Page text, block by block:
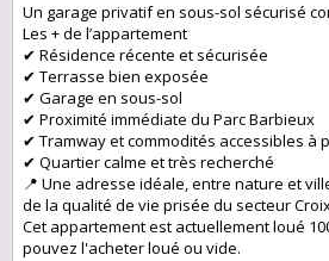
Un garage privatif en sous-sol sécurisé
Les + de l’appartement
✔ Résidence récente et sécurisée
✔ Terrasse bien exposée
✔ Garage en sous-sol
✔ Proximité immédiate du Parc Barbieux
✔ Tramway et commodités accessibles à
✔ Quartier calme et très recherché
📍 Une adresse idéale, entre nature et
de la qualité de vie prisée du secteur
Cet appartement est actuellement loué
pouvez l'acheter loué ou vide.